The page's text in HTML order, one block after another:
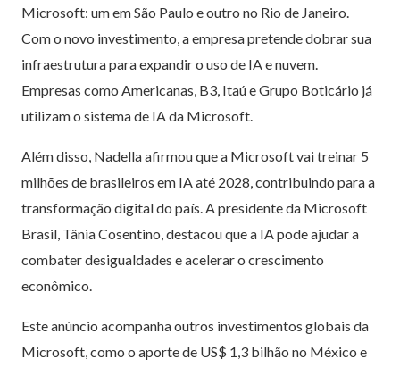
Microsoft: um em São Paulo e outro no Rio de Janeiro.
Com o novo investimento, a empresa pretende dobrar sua
infraestrutura para expandir o uso de IA e nuvem.
Empresas como Americanas, B3, Itaú e Grupo Boticário já
utilizam o sistema de IA da Microsoft.
Além disso, Nadella afirmou que a Microsoft vai treinar 5
milhões de brasileiros em IA até 2028, contribuindo para a
transformação digital do país. A presidente da Microsoft
Brasil, Tânia Cosentino, destacou que a IA pode ajudar a
combater desigualdades e acelerar o crescimento
econômico.
Este anúncio acompanha outros investimentos globais da
Microsoft, como o aporte de US$ 1,3 bilhão no México e